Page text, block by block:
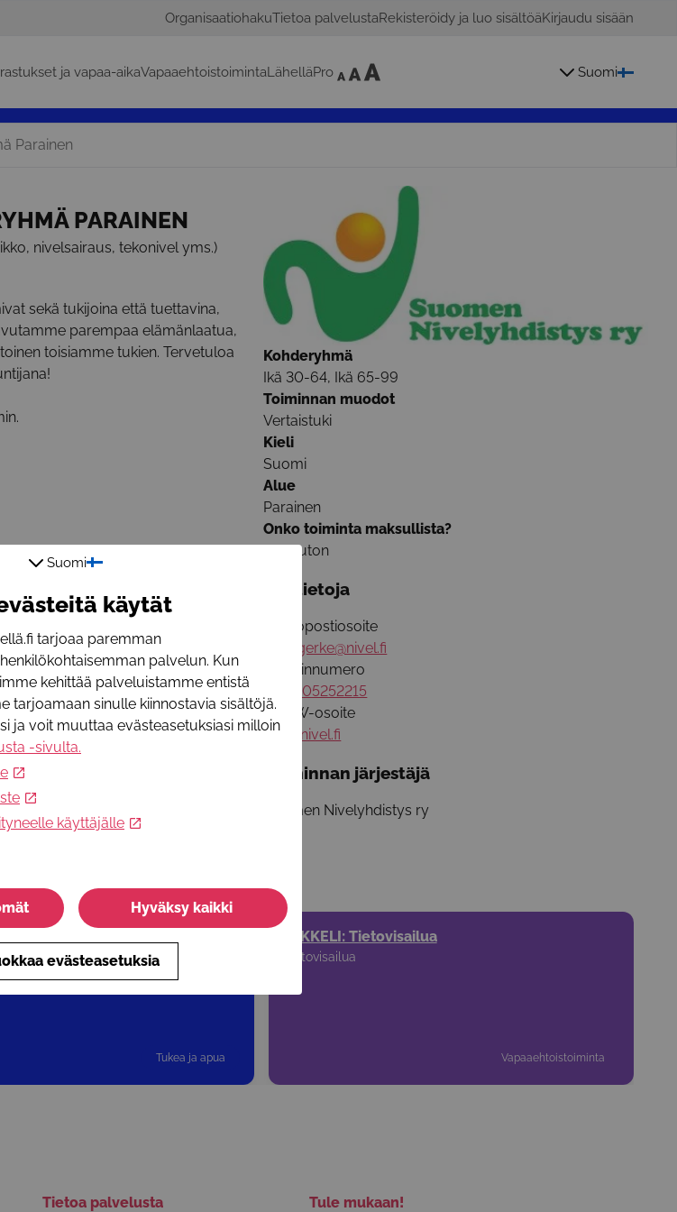
OrganisaatiohakuTietoa palvelustaRekisteröidy ja luo sisältöäKirjaudu sisään
ja vapaa-aikaVapaaehtoistoimintaLähelläPro Suomi
Parainen
PARAINEN
nivelsairaus, tekonivel yms.)
sekä tukijoina että tuettavina,
parempaa elämänlaatua,
toisiamme tukien. Tervetuloa
Kohderyhmä
Ikä 30-64, Ikä 65-99
Toiminnan muodot
Vertaistuki
Kieli
Suomi
Alue
Parainen
Onko toiminta maksullista?
Maksuton
Lisätietoja
Sähköpostiosoite
stina.gerke@nivel.fi
Puhelinnumero
+358505252215
WWW-osoite
www.nivel.fi
Toiminnan järjestäjä
Suomen Nivelyhdistys ry
piirin maksuttomat kesäleirit
Tukea ja apua
MIKKELI: Tietovisailua
Tietovisailua
Vapaaehtoistoiminta
Tietoa palvelusta Tule mukaan!
Suomi
käytät
tarjoaa paremman
palvelun. Kun
kehittää palveluistamme entistä
tarjoamaan sinulle kiinnostavia sisältöjä.
ja voit muuttaa evästeasetuksiasi milloin
-sivulta.
käyttäjälle
Hyväksy kaikki
evästeasetuksia